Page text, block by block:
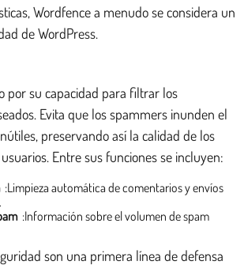
Wordfence a menudo se considera un
de WordPress.
por su capacidad para filtrar los
Evita que los spammers inunden el
preservando así la calidad de los
Entre sus funciones se incluyen:
:Limpieza automática de comentarios y envíos
:Información sobre el volumen de spam
son una primera línea de defensa